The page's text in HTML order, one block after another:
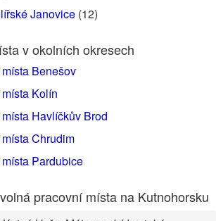
Janovice (12)
v okolních okresech
Benešov
Kolín
Havlíčkův Brod
Chrudim
Pardubice
pracovní místa na Kutnohorsku